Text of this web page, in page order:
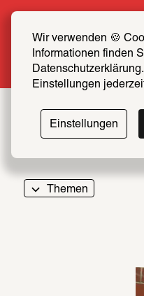
Wir verwenden 🍪
Informationen finden
Einstellungen
Einstellungen
SCHIRN
Themen